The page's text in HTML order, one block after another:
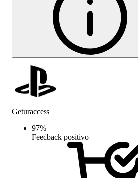
Geturaccess
97%
Feedback positivo